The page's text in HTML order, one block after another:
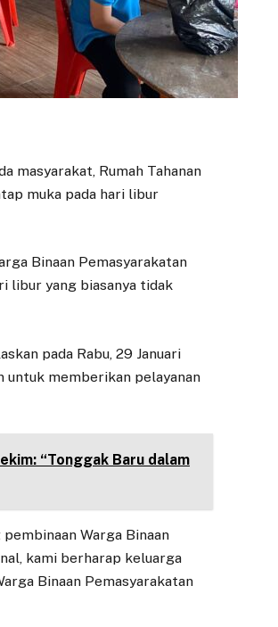
masyarakat, Rumah Tahanan
muka pada hari libur
Binaan Pemasyarakatan
libur yang biasanya tidak
pada Rabu, 29 Januari
memberikan pelayanan
“Tonggak Baru dalam
Warga Binaan
kami berharap keluarga
Binaan Pemasyarakatan